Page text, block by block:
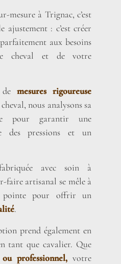
mesure à Trignac, c’est
ajustement : c’est créer
aux besoins
cheval et de votre
demesures rigoureuse
nous analysons sa
pour garantir une
des pressions et un
avec soin à
faire artisanal se mêle à
pointe pour offrir un
.
prend également en
tant que cavalier. Que
professionnel, votre